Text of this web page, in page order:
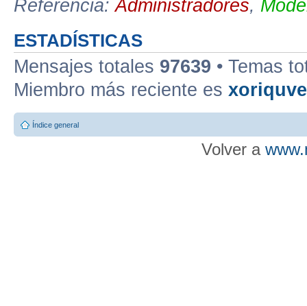
Referencia:Administradores,
ESTADÍSTICAS
Mensajes totales 97639 • Temas
Miembro más reciente es
Índice general
Volver a